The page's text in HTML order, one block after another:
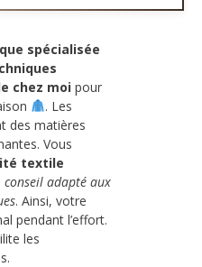
spécialisée
chez moi pour
. Les
des matières
Vous
textile
conseil adapté aux
. Ainsi, votre
pendant l’effort.
les